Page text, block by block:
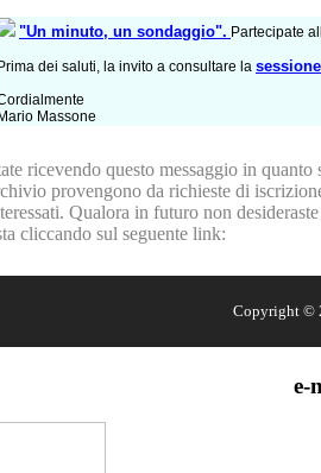
"Un minuto, un sondaggio". Partecipate
dei saluti, la invito a consultare la
Massone
ricevendo questo messaggio in
provengono da richieste di
Qualora in futuro non
cliccando sul seguente link:
Copyright ©
e-